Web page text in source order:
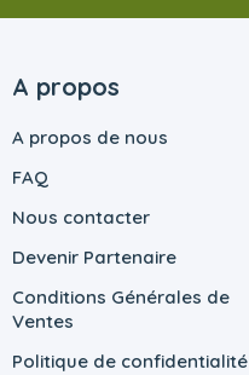
A propos
A propos de nous
FAQ
Nous contacter
Devenir Partenaire
Conditions Générales de
Ventes
Politique de confidentialité